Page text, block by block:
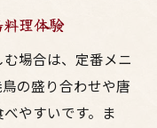
ぶ楽しみ方
居酒屋メニュー
注文ポイント
阪時間
理体験
場合は、定番メニ
の盛り合わせや唐
やすいです。ま